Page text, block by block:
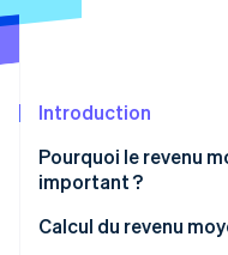
Découvrez les
Atlas
Climate
Élimination du carbone
Identity
Introduction
Pourquoi le revenu
important ?
Calcul du revenu